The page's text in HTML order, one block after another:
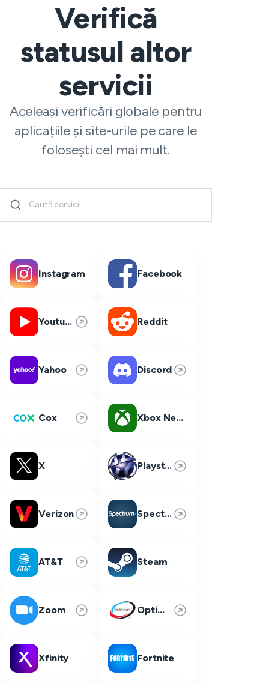
Verifică
statusul altor
servicii
Aceleași verificări globale pentru
aplicațiile și site-urile pe care le
folosești cel mai mult.
Instagram Facebook
Youtube Reddit
Yahoo Discord
Cox Xbox Network
X Playstation Network
Verizon Spectrum
AT&T Steam
Zoom Optimum
Xfinity Fortnite